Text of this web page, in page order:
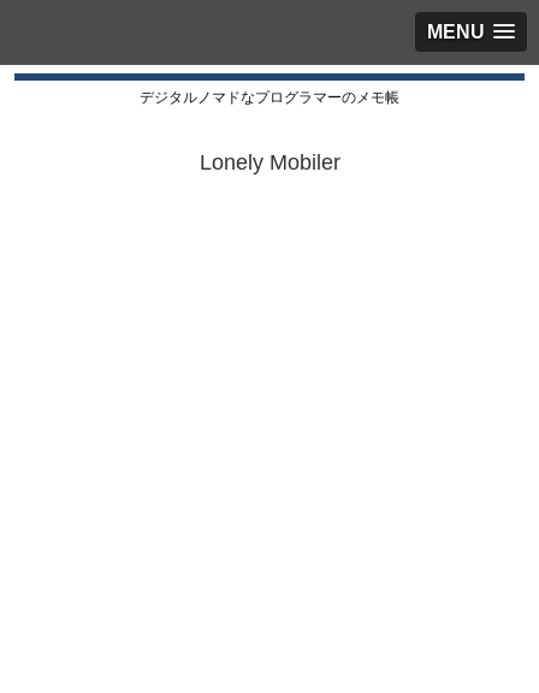
MENU
デジタルノマドなプログラマーのメモ帳
Lonely Mobiler